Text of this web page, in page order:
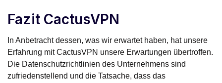
Fazit CactusVPN
In Anbetracht dessen, was wir erwartet haben, hat unsere
Erfahrung mit CactusVPN unsere Erwartungen übertroffen.
Die Datenschutzrichtlinien des Unternehmens sind
zufriedenstellend und die Tatsache, dass das